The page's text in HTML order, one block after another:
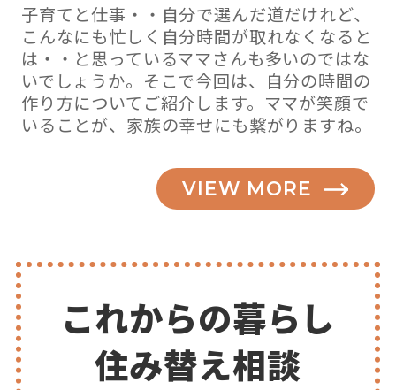
子育てと仕事・・自分で選んだ道だけれど、
こんなにも忙しく自分時間が取れなくなると
は・・と思っているママさんも多いのではな
いでしょうか。そこで今回は、自分の時間の
作り方についてご紹介します。ママが笑顔で
いることが、家族の幸せにも繋がりますね。
VIEW MORE
これからの暮らし
住み替え相談